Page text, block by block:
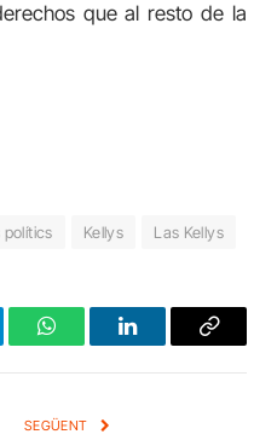
que al resto de la
Kellys Las Kellys
WhatsAppLinkedInCopy
SEGÜENT